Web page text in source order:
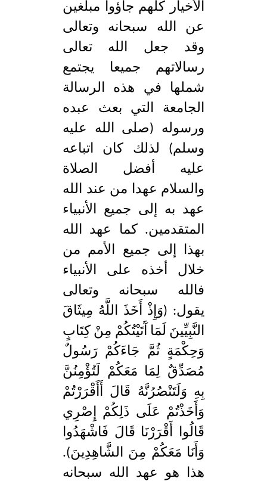
الأخيار كلهم جاؤوا مبلغين
عن الله سبحانه وتعالى
وقد جعل الله تعالى
رسالاتهم جميعا يجتمع
شملها في هذه الرسالة
الجامعة التي بعث عبده
ورسوله (صلى الله عليه
وسلم) لذلك كان اتباعه
عليه أفضل الصلاة
والسلام عهدا من عند الله
عهد به إلى جميع الأنبياء
المتقدمين. كما عهد الله
بهذا إلى جميع الأمم من
خلال أخذه على الأنبياء
فالله سبحانه وتعالى
يقول: (وَإِذْ أَخَذَ اللَّهُ مِيثَاقَ
النَّبِيِّينَ لَمَا آَتَيْتُكُمْ مِنْ كِتَابٍ
وَحِكْمَةٍ ثُمَّ جَاءَكُمْ رَسُولٌ
مُصَدِّقٌ لِمَا مَعَكُمْ لَتُؤْمِنُنَّ
بِهِ وَلَتَنْصُرُنَّهُ قَالَ أَأَقْرَرْتُمْ
وَأَخَذْتُمْ عَلَى ذَلِكُمْ إِصْرِي
قَالُوا أَقْرَرْنَا قَالَ فَاشْهَدُوا
وَأَنَا مَعَكُمْ مِنَ الشَّاهِدِينَ).
هذا هو عهد الله سبحانه